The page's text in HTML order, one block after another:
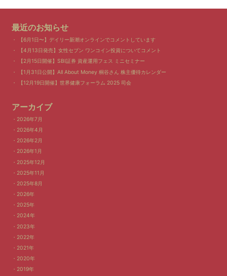
最近のお知らせ
【6月1日〜】デイリー新潮オンラインでコメントしています
【4月13日発売】女性セブン ワンコイン投資についてコメント
【2月15日開催】SBI証券 資産運用フェス ミニセミナー
【1月31日公開】All About Money 桐谷さん 株主優待カレンダー
【12月19日開催】世界健康フォーラム 2025 司会
アーカイブ
2026年7月
2026年4月
2026年2月
2026年1月
2025年12月
2025年11月
2025年8月
2026年
2025年
2024年
2023年
2022年
2021年
2020年
2019年